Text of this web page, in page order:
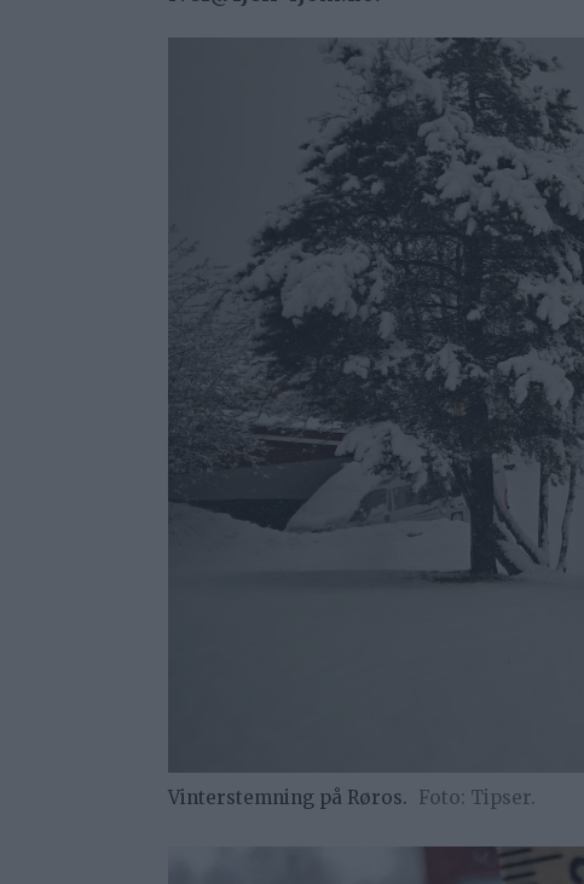
Vinterstemning på Røros. Tipser.